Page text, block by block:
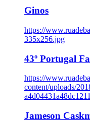
Ginos
https://
335x256.jpg
43º Portugal
https://
content/uploads/
Jameson